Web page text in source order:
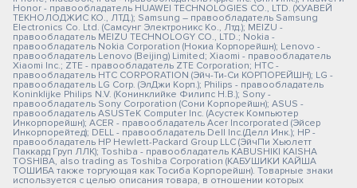
Honor - правообладатель HUAWEI TECHNOLOGIES CO., LTD. (ХУАВЕЙ
ТЕКНОЛОДЖИС КО., ЛТД.); Samsung – правообладатель Samsung
Electronics Co. Ltd. (Самсунг Электроникс Ко., Лтд.); MEIZU -
правообладатель MEIZU TECHNOLOGY CO., LTD.; Nokia -
правообладатель Nokia Corporation (Нокиа Корпорейшн); Lenovo -
правообладатель Lenovo (Beijing) Limited; Xiaomi - правообладатель
Xiaomi Inc.; ZTE - правообладатель ZTE Corporation; HTC -
правообладатель HTC CORPORATION (Эйч-Ти-Си КОРПОРЕЙШН); LG -
правообладатель LG Corp. (ЭлДжи Корп.); Philips - правообладатель
Koninklijke Philips N.V. (Конинклийке Филипс Н.В.); Sony -
правообладатель Sony Corporation (Сони Корпорейшн); ASUS -
правообладатель ASUSTeK Computer Inc. (Асустек Компьютер
Инкорпорейшн); ACER - правообладатель Acer Incorporated (Эйсер
Инкорпорейтед); DELL - правообладатель Dell Inc.(Делл Инк.); HP -
правообладатель HP Hewlett-Packard Group LLC (ЭйчПи Хьюлетт
Паккард Груп ЛЛК); Toshiba - правообладатель KABUSHIKI KAISHA
TOSHIBA, also trading as Toshiba Corporation (КАБУШИКИ КАЙША
ТОШИБА также торгующая как Тосиба Корпорейшн). Товарные знаки
используется с целью описания товара, в отношении которых